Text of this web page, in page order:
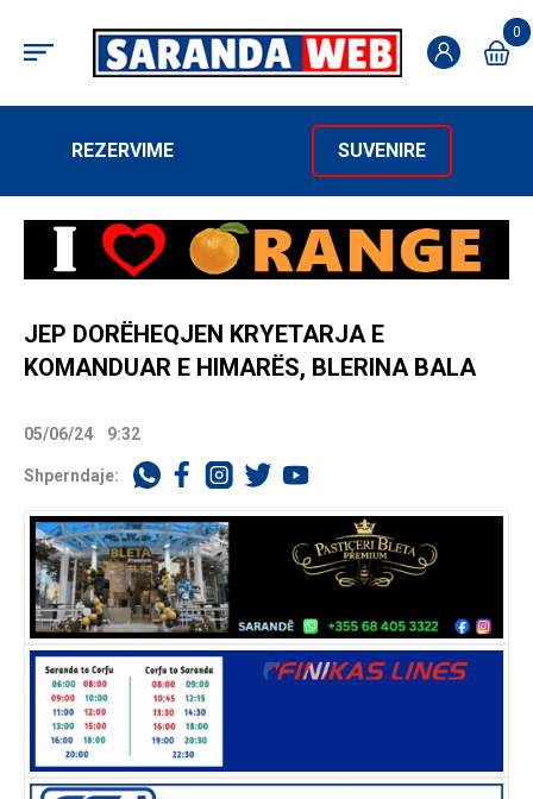
0
REZERVIME SUVENIRE
JEP DORËHEQJEN KRYETARJA E
KOMANDUAR E HIMARËS, BLERINA BALA
05/06/24 9:32
Shperndaje: